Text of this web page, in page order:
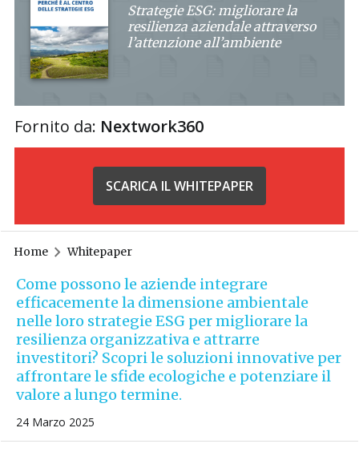
Strategie ESG: migliorare la
resilienza aziendale attraverso
l’attenzione all’ambiente
Fornito da: Nextwork360
SCARICA IL WHITEPAPER
Home Whitepaper
Come possono le aziende integrare
efficacemente la dimensione ambientale
nelle loro strategie ESG per migliorare la
resilienza organizzativa e attrarre
investitori? Scopri le soluzioni innovative per
affrontare le sfide ecologiche e potenziare il
valore a lungo termine.
24 Marzo 2025